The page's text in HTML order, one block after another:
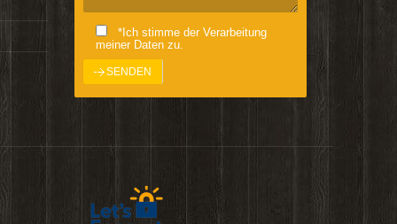
*Ich stimme der Verarbeitung
meiner Daten zu.